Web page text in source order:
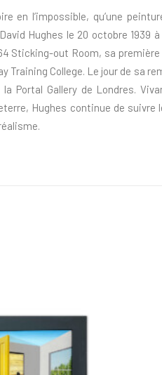
en l’impossible, qu’une
Hughes le 20 octobre 1939
Sticking-out Room, sa
Training College. Le jour de sa
Portal Gallery de Londres.
Hughes continue de suivre